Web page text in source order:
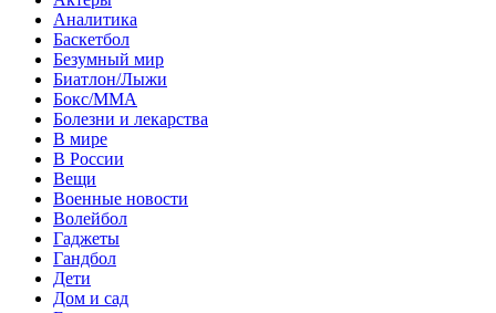
Аналитика
Баскетбол
Безумный мир
Биатлон/Лыжи
Бокс/MMA
Болезни и лекарства
В мире
В России
Вещи
Военные новости
Волейбол
Гаджеты
Гандбол
Дети
Дом и сад